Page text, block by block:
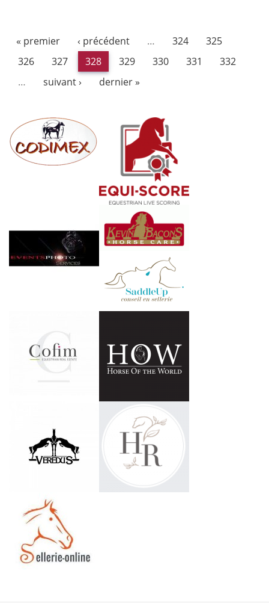
« premier ‹ précédent … 324
325
326
327 328 329 330 331
332
…
suivant › dernier »